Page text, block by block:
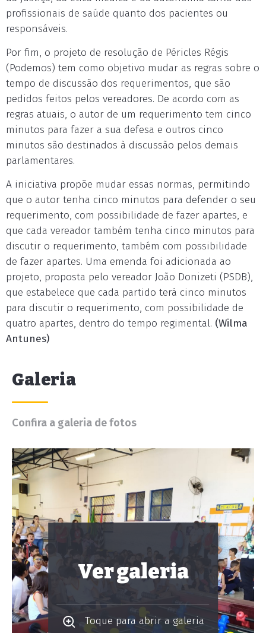
profissionais de saúde quanto dos pacientes ou
responsáveis.
Por fim, o projeto de resolução de Péricles Régis
(Podemos) tem como objetivo mudar as regras sobre o
tempo de discussão dos requerimentos, que são
pedidos feitos pelos vereadores. De acordo com as
regras atuais, o autor de um requerimento tem cinco
minutos para fazer a sua defesa e outros cinco
minutos são destinados à discussão pelos demais
parlamentares.
A iniciativa propõe mudar essas normas, permitindo
que o autor tenha cinco minutos para defender o seu
requerimento, com possibilidade de fazer apartes, e
que cada vereador também tenha cinco minutos para
discutir o requerimento, também com possibilidade
de fazer apartes. Uma emenda foi adicionada ao
projeto, proposta pelo vereador João Donizeti (PSDB),
que estabelece que cada partido terá cinco minutos
para discutir o requerimento, com possibilidade de
quatro apartes, dentro do tempo regimental. (Wilma
Antunes)
Galeria
Confira a galeria de fotos
Ver galeria
Toque para abrir a galeria